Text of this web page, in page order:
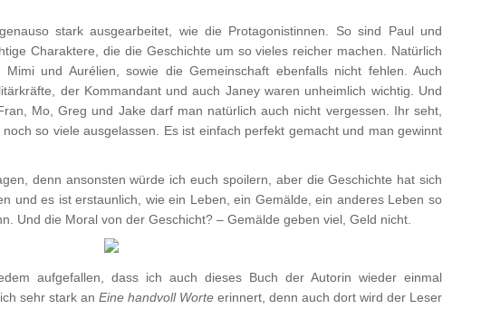
stark ausgearbeitet, wie die Protagonistinnen. So sind Paul und
Charaktere, die die Geschichte um so vieles reicher machen. Natürlich
und Aurélien, sowie die Gemeinschaft ebenfalls nicht fehlen. Auch
der Kommandant und auch Janey waren unheimlich wichtig. Und
Mo, Greg und Jake darf man natürlich auch nicht vergessen. Ihr seht,
so viele ausgelassen. Es ist einfach perfekt gemacht und man gewinnt
denn ansonsten würde ich euch spoilern, aber die Geschichte hat sich
und es ist erstaunlich, wie ein Leben, ein Gemälde, ein anderes Leben so
Und die Moral von der Geschicht? – Gemälde geben viel, Geld nicht.
aufgefallen, dass ich auch dieses Buch der Autorin wieder einmal
sehr stark an Eine handvoll Worte erinnert, denn auch dort wird der Leser